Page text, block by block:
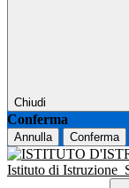
Chiudi
Conferma
Annulla Conferma
Istituto di Istruzione